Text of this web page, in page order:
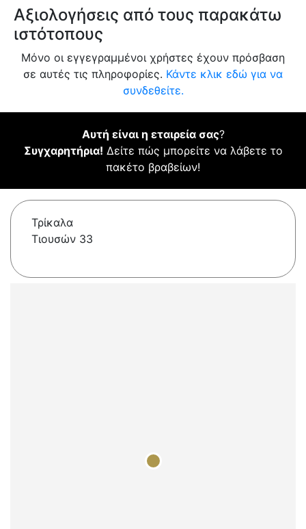
Αξιολογήσεις από τους παρακάτω
ιστότοπους
Μόνο οι εγγεγραμμένοι χρήστες έχουν πρόσβαση
σε αυτές τις πληροφορίες. Κάντε κλικ εδώ για να
συνδεθείτε.
Αυτή είναι η εταιρεία σας?
Συγχαρητήρια! Δείτε πώς μπορείτε να λάβετε το
πακέτο βραβείων!
Τρίκαλα
Τιουσών 33